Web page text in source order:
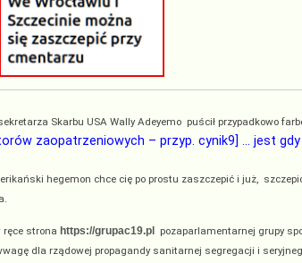
Skarbu USA Wally Adeyemo puścił przypadkowo
zaopatrzeniowych – przyp. cynik9] … jest
hegemon chce cię po prostu zaszczepić i już,
ręce strona https://grupac19.pl
pozaparlamentarnej grupy
dla rządowej propagandy sanitarnej segregacji i